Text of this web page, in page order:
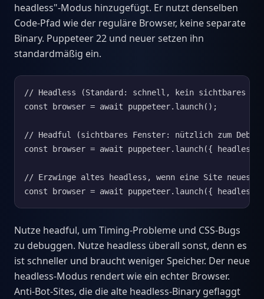
headless"-Modus hinzugefügt. Er nutzt denselben
Code-Pfad wie der reguläre Browser, keine separate
Binary. Puppeteer 22 und neuer setzen ihn
standardmäßig ein.
// Headless (Standard: schnell, kein sichtbares
const browser = await puppeteer.launch();
// Headful (sichtbares Fenster: nützlich zum
const browser = await puppeteer.launch({
// Erzwinge altes headless, wenn eine Site neues
const browser = await puppeteer.launch({
Nutze headful, um Timing-Probleme und CSS-Bugs
zu debuggen. Nutze headless überall sonst, denn es
ist schneller und braucht weniger Speicher. Der neue
headless-Modus rendert wie ein echter Browser.
Anti-Bot-Sites, die die alte headless-Binary geflaggt